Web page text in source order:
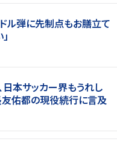
ドル弾に先制点もお膳立て
日本サッカー界もうれし
友佑都の現役続行に言及